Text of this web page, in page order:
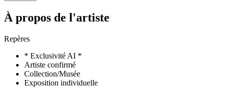
À propos de l'artiste
Repères
* Exclusivité AI *
Artiste confirmé
Collection/Musée
Exposition individuelle